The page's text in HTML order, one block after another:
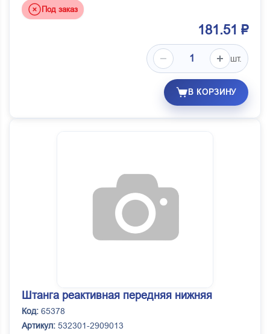
Под заказ
181.51 ₽
шт.
В КОРЗИНУ
Штанга реактивная передняя нижняя
Код: 65378
Артикул: 532301-2909013